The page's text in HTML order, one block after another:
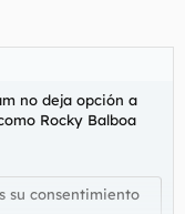
no deja opción a
Rocky Balboa
su consentimiento